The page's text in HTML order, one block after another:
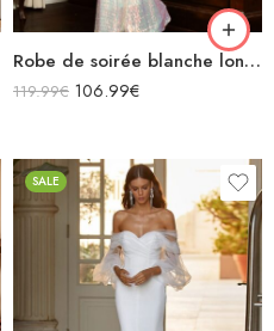
Robe de soirée blanche longue à bretelles décolleté v sans manches
119.99€ 106.99€
SALE